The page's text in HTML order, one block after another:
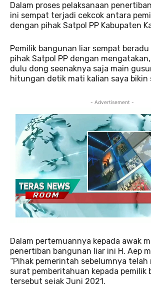
Dalam proses pelaksanaan
ini sempat terjadi cekcok antara
dengan pihak Satpol PP Kabupaten
Pemilik bangunan liar sempat
pihak Satpol PP dengan
dulu dong seenaknya saja main
hitungan detik mati kalian saya bikin
- Advertisement -
Dalam pertemuannya kepada awak
penertiban bangunan liar ini H. Aep
“Pihak pemerintah sebelumnya telah
surat pemberitahuan kepada pemilik
tersebut sejak Juni 2021.